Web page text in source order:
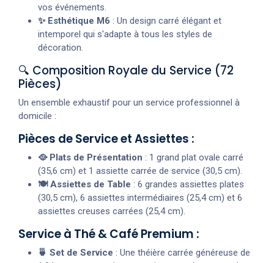
vos événements.
✨ Esthétique M6 : Un design carré élégant et
intemporel qui s'adapte à tous les styles de
décoration.
🔍 Composition Royale du Service (72
Pièces)
Un ensemble exhaustif pour un service professionnel à
domicile :
Pièces de Service et Assiettes :
🥘 Plats de Présentation : 1 grand plat ovale carré
(35,6 cm) et 1 assiette carrée de service (30,5 cm).
🍽️ Assiettes de Table : 6 grandes assiettes plates
(30,5 cm), 6 assiettes intermédiaires (25,4 cm) et 6
assiettes creuses carrées (25,4 cm).
Service à Thé & Café Premium :
🍵 Set de Service : Une théière carrée généreuse de